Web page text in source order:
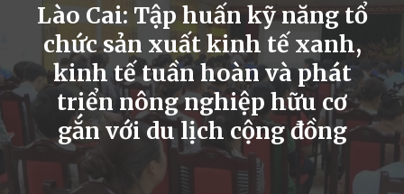
Lào Cai: Tập huấn kỹ năng tổ
chức sản xuất kinh tế xanh,
kinh tế tuần hoàn và phát
triển nông nghiệp hữu cơ
gắn với du lịch cộng đồng